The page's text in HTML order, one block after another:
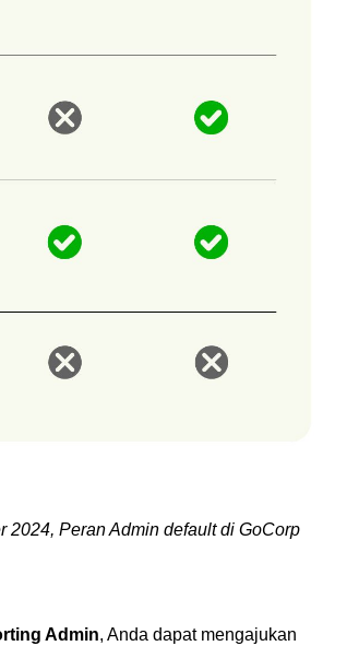
2024, Peran Admin default di GoCorp
Admin, Anda dapat mengajukan